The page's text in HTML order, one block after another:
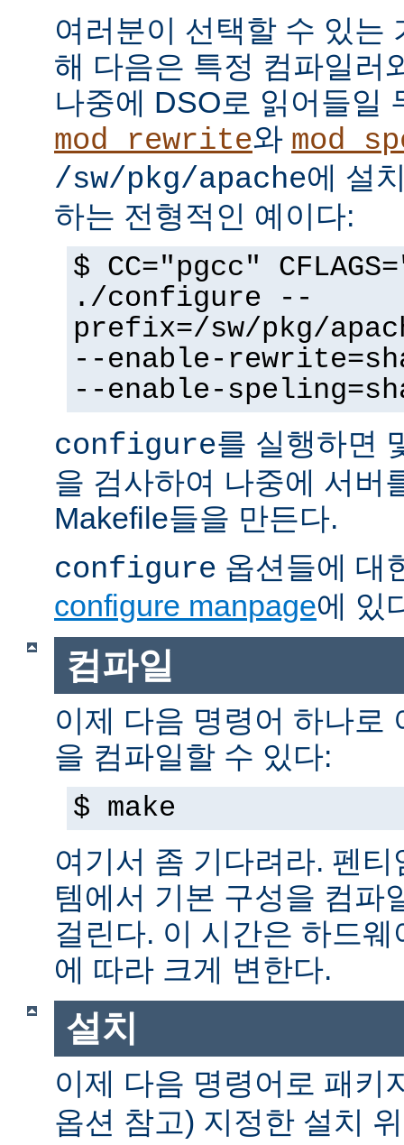
여러분이 선택할 수 있는
해 다음은 특정 컴파일러
나중에 DSO로 읽어들일
mod_rewrite와
/sw/pkg/apache에 설
하는 전형적인 예이다:
$ CC="pgcc"
./configure --
prefix=/sw/pkg/
--enable-
--enable-
configure를 실행하면
을 검사하여 나중에 서버
Makefile들을 만든다.
configure 옵션들에 대
configure manpage에 있
컴파일
이제 다음 명령어 하나로
을 컴파일할 수 있다:
$ make
여기서 좀 기다려라. 펜
템에서 기본 구성을 컴파
걸린다. 이 시간은 하드
에 따라 크게 변한다.
설치
이제 다음 명령어로 패키
옵션 참고) 지정한 설치